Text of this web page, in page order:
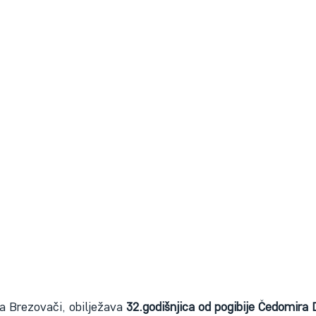
Brezovači, obilježava 32.godišnjica od pogibije Čedomira